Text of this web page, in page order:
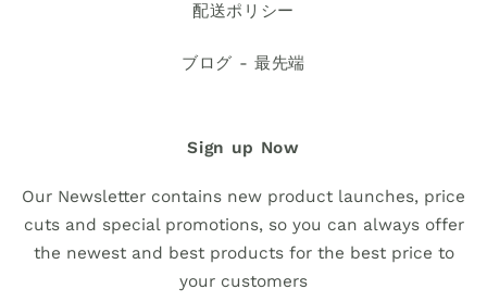
配送ポリシー
ブログ - 最先端
Sign up Now
Our Newsletter contains new product launches, price
cuts and special promotions, so you can always offer
the newest and best products for the best price to
your customers